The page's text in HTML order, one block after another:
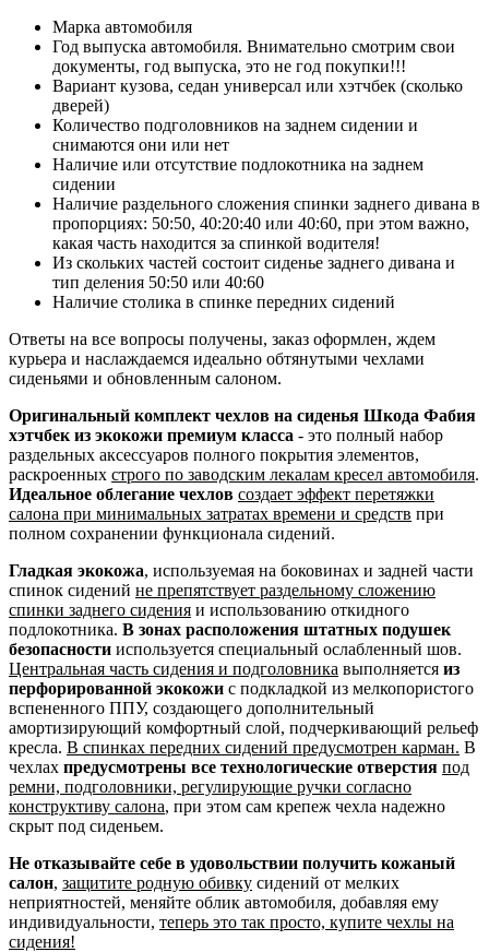
Марка автомобиля
Год выпуска автомобиля. Внимательно смотрим свои
документы, год выпуска, это не год покупки!!!
Вариант кузова, седан универсал или хэтчбек (сколько
дверей)
Количество подголовников на заднем сидении и
снимаются они или нет
Наличие или отсутствие подлокотника на заднем
сидении
Наличие раздельного сложения спинки заднего дивана в
пропорциях: 50:50, 40:20:40 или 40:60, при этом важно,
какая часть находится за спинкой водителя!
Из скольких частей состоит сиденье заднего дивана и
тип деления 50:50 или 40:60
Наличие столика в спинке передних сидений
Ответы на все вопросы получены, заказ оформлен, ждем
курьера и наслаждаемся идеально обтянутыми чехлами
сиденьями и обновленным салоном.
Оригинальный комплект чехлов на сиденья Шкода Фабия
хэтчбек из экокожи премиум класса - это полный набор
раздельных аксессуаров полного покрытия элементов,
раскроенных строго по заводским лекалам кресел автомобиля.
Идеальное облегание чехлов создает эффект перетяжки
салона при минимальных затратах времени и средств при
полном сохранении функционала сидений.
Гладкая экокожа, используемая на боковинах и задней части
спинок сидений не препятствует раздельному сложению
спинки заднего сидения и использованию откидного
подлокотника. В зонах расположения штатных подушек
безопасности используется специальный ослабленный шов.
Центральная часть сидения и подголовника выполняется из
перфорированной экокожи с подкладкой из мелкопористого
вспененного ППУ, создающего дополнительный
амортизирующий комфортный слой, подчеркивающий рельеф
кресла. В спинках передних сидений предусмотрен карман. В
чехлах предусмотрены все технологические отверстия под
ремни, подголовники, регулирующие ручки согласно
конструктиву салона, при этом сам крепеж чехла надежно
скрыт под сиденьем.
Не отказывайте себе в удовольствии получить кожаный
салон, защитите родную обивку сидений от мелких
неприятностей, меняйте облик автомобиля, добавляя ему
индивидуальности, теперь это так просто, купите чехлы на
сидения!